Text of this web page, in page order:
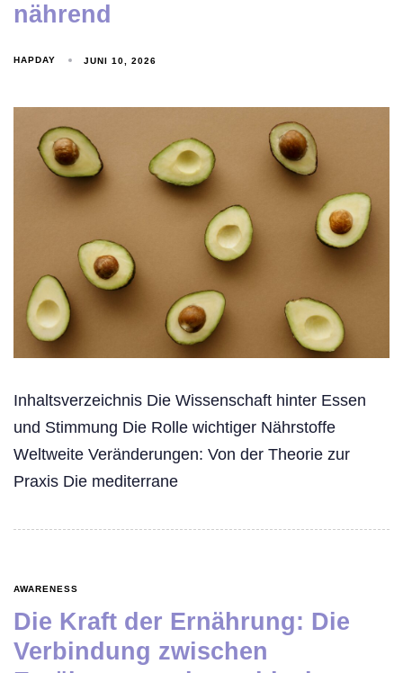
nährend
HAPDAY JUNI 10, 2026
Inhaltsverzeichnis Die Wissenschaft hinter Essen
und Stimmung Die Rolle wichtiger Nährstoffe
Weltweite Veränderungen: Von der Theorie zur
Praxis Die mediterrane
AWARENESS
Die Kraft der Ernährung: Die
Verbindung zwischen